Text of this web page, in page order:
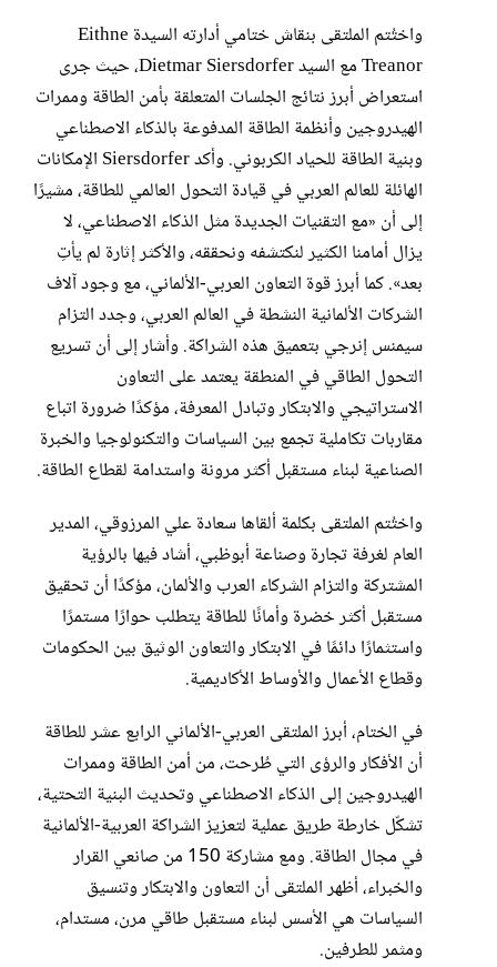
واختُتم الملتقى بنقاش ختامي أدارته السيدة Eithne
Treanor مع السيد Dietmar Siersdorfer، حيث جرى
استعراض أبرز نتائج الجلسات المتعلقة بأمن الطاقة وممرات
الهيدروجين وأنظمة الطاقة المدفوعة بالذكاء الاصطناعي
وبنية الطاقة للحياد الكربوني. وأكد Siersdorfer الإمكانات
الهائلة للعالم العربي في قيادة التحول العالمي للطاقة، مشيرًا
إلى أن «مع التقنيات الجديدة مثل الذكاء الاصطناعي، لا
يزال أمامنا الكثير لنكتشفه ونحققه، والأكثر إثارة لم يأتِ
بعد». كما أبرز قوة التعاون العربي-الألماني، مع وجود آلاف
الشركات الألمانية النشطة في العالم العربي، وجدد التزام
سيمنس إنرجي بتعميق هذه الشراكة. وأشار إلى أن تسريع
التحول الطاقي في المنطقة يعتمد على التعاون
الاستراتيجي والابتكار وتبادل المعرفة، مؤكدًا ضرورة اتباع
مقاربات تكاملية تجمع بين السياسات والتكنولوجيا والخبرة
الصناعية لبناء مستقبل أكثر مرونة واستدامة لقطاع الطاقة.
واختُتم الملتقى بكلمة ألقاها سعادة علي المرزوقي، المدير
العام لغرفة تجارة وصناعة أبوظبي، أشاد فيها بالرؤية
المشتركة والتزام الشركاء العرب والألمان، مؤكدًا أن تحقيق
مستقبل أكثر خضرة وأمانًا للطاقة يتطلب حوارًا مستمرًا
واستثمارًا دائمًا في الابتكار والتعاون الوثيق بين الحكومات
وقطاع الأعمال والأوساط الأكاديمية.
في الختام، أبرز الملتقى العربي-الألماني الرابع عشر للطاقة
أن الأفكار والرؤى التي طُرحت، من أمن الطاقة وممرات
الهيدروجين إلى الذكاء الاصطناعي وتحديث البنية التحتية،
تشكّل خارطة طريق عملية لتعزيز الشراكة العربية-الألمانية
في مجال الطاقة. ومع مشاركة 150 من صانعي القرار
والخبراء، أظهر الملتقى أن التعاون والابتكار وتنسيق
السياسات هي الأسس لبناء مستقبل طاقي مرن، مستدام،
ومثمر للطرفين.